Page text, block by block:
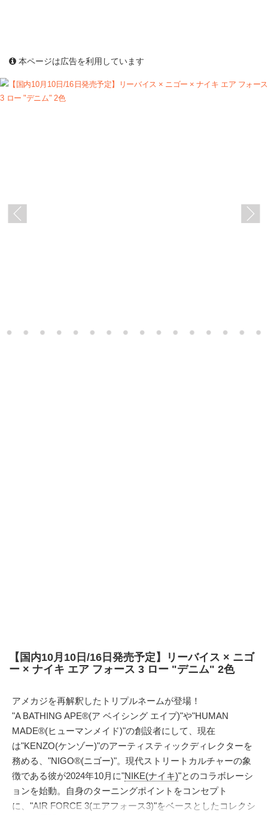
本ページは広告を利用しています
【国内10月10日/16日発売予定】リーバイス × ニゴ
ー × ナイキ エア フォース 3 ロー "デニム" 2色
アメカジを再解釈したトリプルネームが登場！
"A BATHING APE®(ア ベイシング エイプ)"や"HUMAN
MADE®(ヒューマンメイド)"の創設者にして、現在
は"KENZO(ケンゾー)"のアーティスティックディレクターを
務める、"NIGO®(ニゴー)"。現代ストリートカルチャーの象
徴である彼が2024年10月に"NIKE(ナイキ)"とのコラボレーシ
ョンを始動。自身のターニングポイントをコンセプト
に、"AIR FORCE 3(エアフォース3)"をベースとしたコレクシ